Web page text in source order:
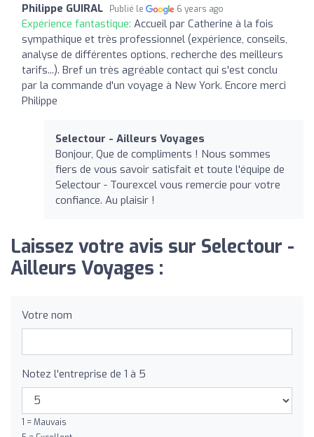
Philippe GUIRAL Publié le 6 years ago
Expérience fantastique: Accueil par Catherine à la fois
sympathique et très professionnel (expérience, conseils,
analyse de différentes options, recherche des meilleurs
tarifs...). Bref un très agréable contact qui s'est conclu
par la commande d'un voyage à New York. Encore merci
Philippe
Selectour - Ailleurs Voyages
Bonjour, Que de compliments ! Nous sommes
fiers de vous savoir satisfait et toute l'équipe de
Selectour - Tourexcel vous remercie pour votre
confiance. Au plaisir !
Laissez votre avis sur Selectour -
Ailleurs Voyages :
Votre nom
Notez l'entreprise de 1 à 5
1 = Mauvais